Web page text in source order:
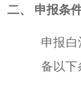
二、 申报条
申报
备以下